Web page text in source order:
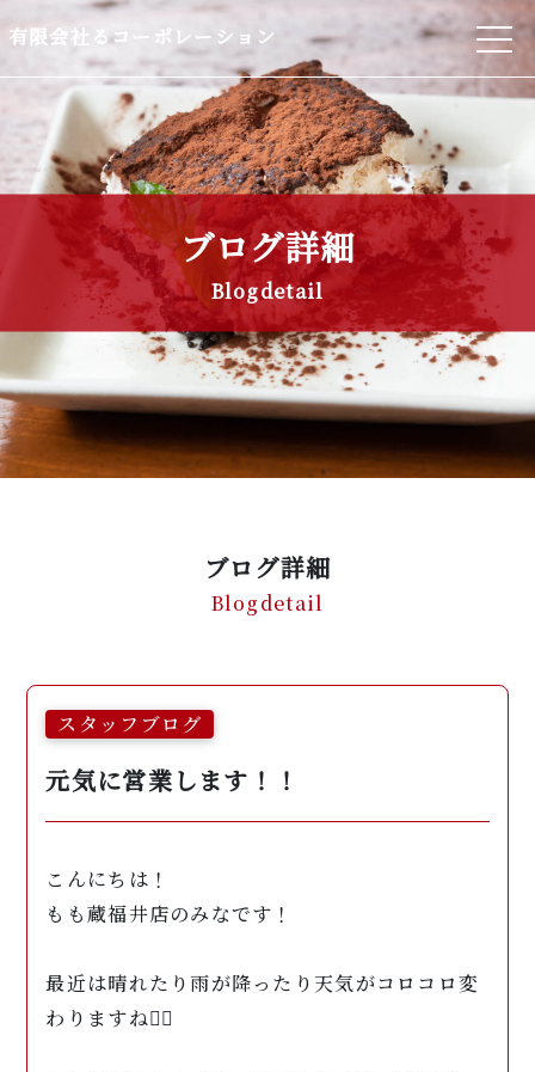
有限会社るコーポレーション
ブログ詳細
Blogdetail
ブログ詳細
Blogdetail
スタッフブログ
元気に営業します！！
こんにちは！
もも蔵福井店のみなです！
最近は晴れたり雨が降ったり天気がコロコロ変
わりますね😮‍💨